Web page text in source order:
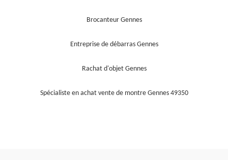
Brocanteur Gennes
Entreprise de débarras Gennes
Rachat d'objet Gennes
Spécialiste en achat vente de montre Gennes 49350